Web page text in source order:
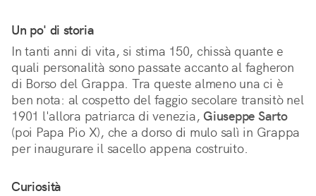
Un po' di storia
In tanti anni di vita, si stima 150, chissà quante e
quali personalità sono passate accanto al fagheron
di Borso del Grappa. Tra queste almeno una ci è
ben nota: al cospetto del faggio secolare transitò nel
1901 l'allora patriarca di venezia, Giuseppe Sarto
(poi Papa Pio X), che a dorso di mulo salì in Grappa
per inaugurare il sacello appena costruito.
Curiosità